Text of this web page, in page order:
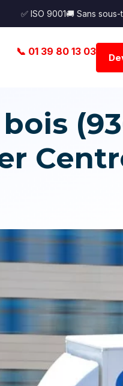
✅ ISO 9001🚚 Sans
📞 01 39 80 13 03